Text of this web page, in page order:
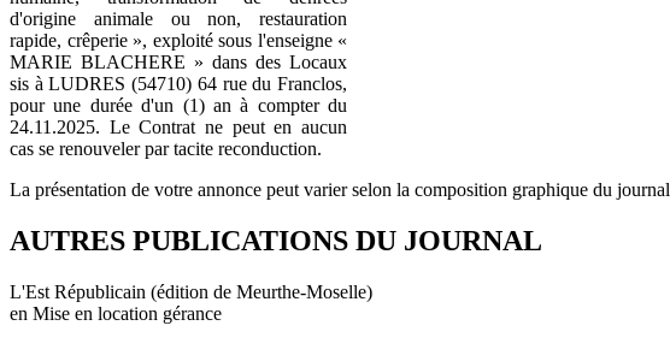
d'origine animale ou non, restauration
rapide, crêperie », exploité sous l'enseigne «
MARIE BLACHERE » dans des Locaux
sis à LUDRES (54710) 64 rue du Franclos,
pour une durée d'un (1) an à compter du
24.11.2025. Le Contrat ne peut en aucun
cas se renouveler par tacite reconduction.
La présentation de votre annonce peut varier selon la composition graphique du journal
AUTRES PUBLICATIONS DU JOURNAL
L'Est Républicain (édition de Meurthe-Moselle)
en Mise en location gérance